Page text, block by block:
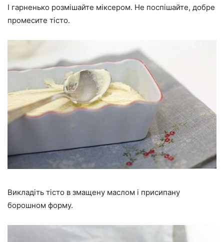
І гарненько розмішайте міксером. Не поспішайте, добре
промесите тісто.
Викладіть тісто в змащену маслом і присипану
борошном форму.